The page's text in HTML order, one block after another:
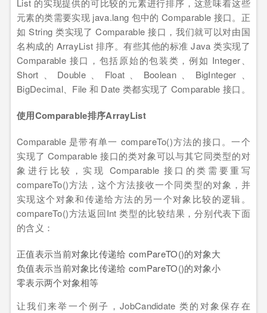
List 的实现提供的可比较的元素进行排序，这意味着这些
元素的类需要实现 java.lang 包中的 Comparable 接口。正
如 String 类实现了 Comparable 接口，我们就可以对由国
名构成的 ArrayList 排序。有些其他的标准 Java 类实现了
Comparable 接口，包括原始的包装类，例如 Integer、
Short、Double、Float、Boolean、BigInteger、
BigDecimal、File 和 Date 类都实现了 Comparable 接口。
使用Comparable排序ArrayList
Comparable 是带有单一 compareTo()方法的接口。一个
实现了 Comparable 接口的类对象可以与其它同类型的对
象进行比较，实现 Comparable 接口的类需要重写
compareTo()方法，这个方法接收一个同类型的对象，并
实现这个对象和传递给方法的另一个对象比较的逻辑。
compareTo()方法返回Int 类型的比较结果，分别代表下面
的含义：
正值表示当前对象比传递给 comPareTO()的对象大
负值表示当前对象比传递给 comPareTO()的对象小
零表示两个对象相等
让我们来举一个例子，JobCandidate 类的对象保存在